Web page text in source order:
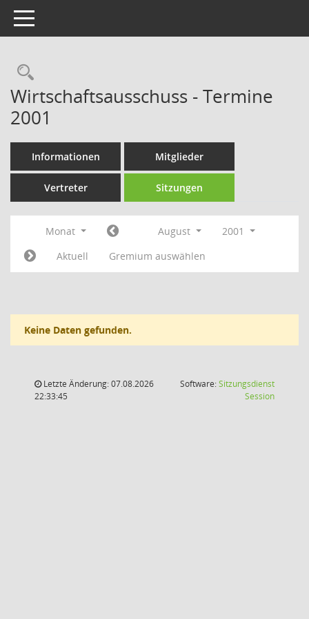
Toggle navigation
Rechercheauswahl
Wirtschaftsausschuss - Termine
2001
Informationen Mitglieder
Vertreter Sitzungen
Monat August
2001
Aktuell
Gremium auswählen
Keine Daten gefunden.
Letzte Änderung: 07.08.2026
22:33:45
Software:Sitzungsdienst
Session(Wird in